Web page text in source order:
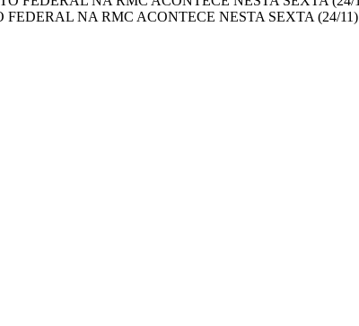
NA RMC ACONTECE NESTA SEXTA (24/11)